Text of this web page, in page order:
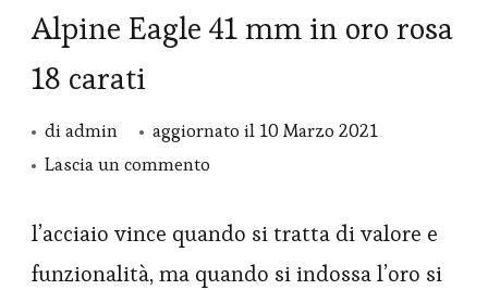
Alpine Eagle 41 mm in oro rosa
18 carati
diadmin aggiornato il 10 Marzo 2021
Lascia un commento
Chopard
Replica
l’acciaio vince quando si tratta di valore e
funzionalità, ma quando si indossa l’oro si